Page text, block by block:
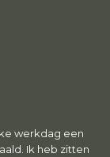
werkdag een
Ik heb zitten